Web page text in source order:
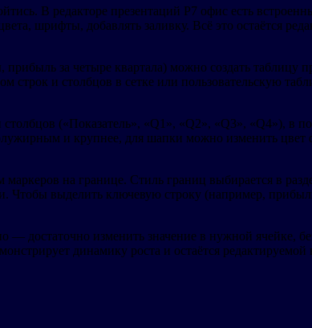
В редакторе презентаций Р7 офис есть
шрифты, добавлять заливку. Всё это остаётся
за четыре квартала) можно создать таблицу
строк и столбцов в сетке или пользовательскую
(«Показатель», «Q1», «Q2», «Q3», «Q4»), в
и крупнее, для шапки можно изменить цвет
на границе. Стиль границ выбирается в
Чтобы выделить ключевую строку (например,
достаточно изменить значение в нужной ячейке,
динамику роста и остаётся